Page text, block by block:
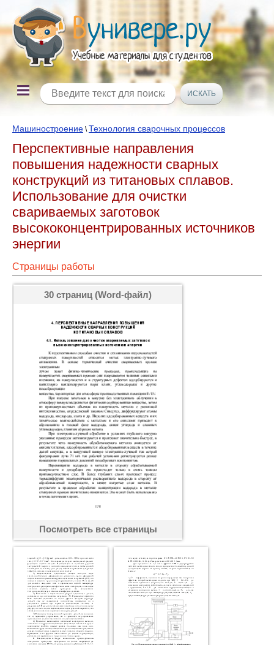
Машиностроение \Технология сварочных процессов
Перспективные направления
повышения надежности сварных
конструкций из титановых сплавов.
Использование для очистки
свариваемых заготовок
высококонцентрированных источников
энергии
Страницы работы
30 страниц (Word-файл)
Посмотреть все страницы